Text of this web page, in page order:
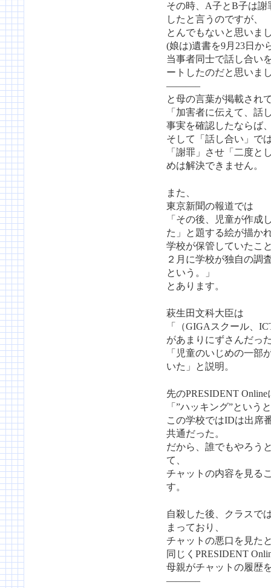
その時、A子とB子は
したと言うのですが、
とんでもないと思いま
(娘は)遺書を9月23日か
当事者同士で話し合い
ートしたのだと思いま
———–
と母の言葉が掲載され
「加害者に伝えて、話
事実を確認したならば
そして「話し合い」で
「謝罪」させ「二度と
めは解決できません。
また、
東京新聞の報道では
「その後、児童が作成
た」と題する絵が描か
学校が保管していたこ
２月に学校が独自の調
という。」
とあります。
萩生田文科大臣は
「（GIGAスクール、
があまりにずさんだっ
「児童のいじめの一部
いた」と説明。
先のPRESIDENT Online
「”ハッキング”という
この学校ではIDは出席
共通だった。
だから、誰でもやろう
て、
チャットの内容を見る
す。
自殺した後、クラスで
まっており、
チャットの悪口を見た
同じくPRESIDENT
母親がチャットの履歴
———–